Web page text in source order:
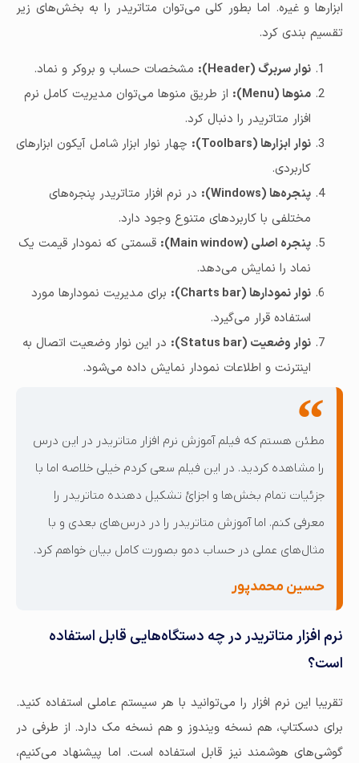
ابزارها و غیره. اما بطور کلی می‌توان متاتریدر را به بخش‌های زیر
تقسیم بندی کرد.
نوار سربرگ (Header):
مشخصات حساب و بروکر و نماد.
منوها (Menu):
از طریق منوها می‌توان مدیریت کامل نرم
افزار متاتریدر را دنبال کرد.
نوار ابزارها (Toolbars):
چهار نوار ابزار شامل آیکون ابزارهای
کاربردی.
پنجره‌ها (Windows):
در نرم افزار متاتریدر پنجره‌های
مختلفی با کاربردهای متنوع وجود دارد.
پنجره اصلی (Main window):
قسمتی که نمودار قیمت یک
نماد را نمایش می‌دهد.
نوار نمودارها (Charts bar):
برای مدیریت نمودارها مورد
استفاده قرار می‌گیرد.
نوار وضعیت (Status bar):
در این نوار وضعیت اتصال به
اینترنت و اطلاعات نمودار نمایش داده می‌شود.
مطئن هستم که فیلم آموزش نرم افزار متاتریدر در این درس
را مشاهده کردید. در این فیلم سعی کردم خیلی خلاصه اما با
جزئیات تمام بخش‌ها و اجزائ تشکیل دهنده متاتریدر را
معرفی کنم. اما آموزش متاتریدر را در درس‌های بعدی و با
مثال‌های عملی در حساب دمو بصورت کامل بیان خواهم کرد.
حسین محمدپور
نرم افزار متاتریدر در چه دستگاه‌هایی قابل استفاده
است؟
تقریبا این نرم افزار را می‌توانید با هر سیستم عاملی استفاده کنید.
برای دسکتاپ، هم نسخه ویندوز و هم نسخه مک دارد. از طرفی در
گوشی‌های هوشمند نیز قابل استفاده است. اما پیشنهاد می‌کنیم،